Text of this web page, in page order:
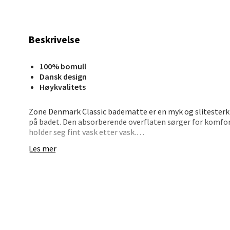
Beskrivelse
100% bomull
Dansk design
Høykvalitets
Zone Denmark Classic badematte er en myk og
på badet. Den absorberende overflaten sørger for
holder seg fint vask etter vask.
Den hvite fargen gir et rent uttrykk og er enkel å matche
Les mer